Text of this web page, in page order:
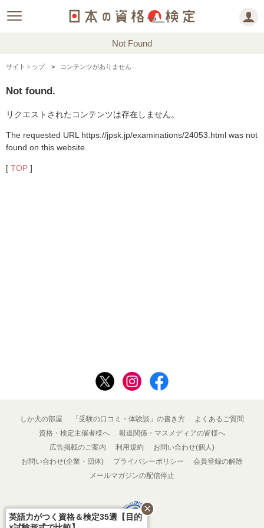
Not Found
サイトトップ コンテンツがありません
Not found.
リクエストされたコンテンツは存在しません。
The requested URL https://jpsk.jp/examinations/24053.html was not
found on this website.
[ TOP ]
しか犬の部屋 「受験の口コミ・体験談」の書き方
よくあるご質問
資格・検定主催者様へ
報道関係・マスメディアの皆様へ
広告掲載のご案内
利用規約
お問い合わせ(個人)
お問い合わせ(企業・団体)
プライバシーポリシー
会員登録の解除
メールマガジンの配信停止
英語力がつく資格＆検定35選【目的
close